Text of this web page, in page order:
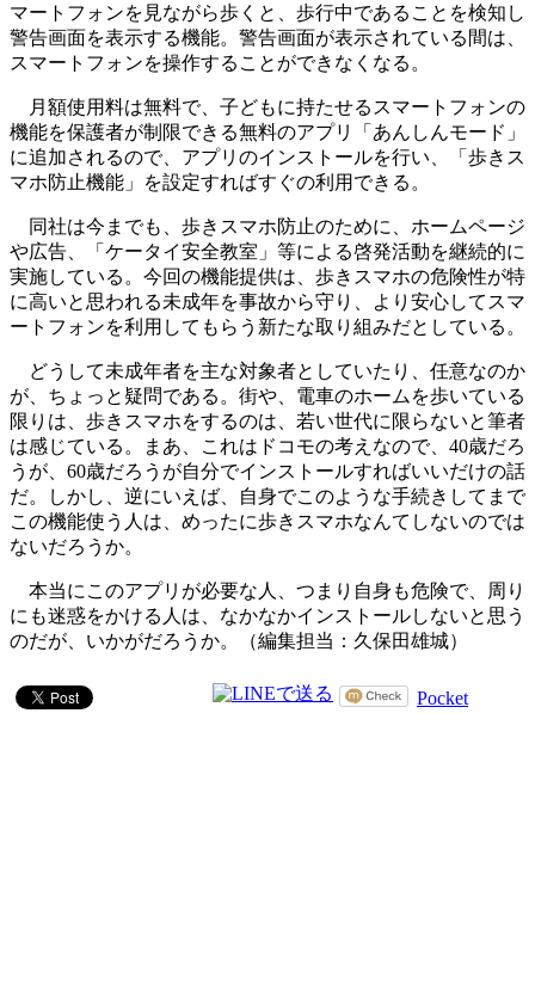
マートフォンを見ながら歩くと、歩行中であることを検知し
警告画面を表示する機能。警告画面が表示されている間は、
スマートフォンを操作することができなくなる。
月額使用料は無料で、子どもに持たせるスマートフォンの
機能を保護者が制限できる無料のアプリ「あんしんモード」
に追加されるので、アプリのインストールを行い、「歩きス
マホ防止機能」を設定すればすぐの利用できる。
同社は今までも、歩きスマホ防止のために、ホームページ
や広告、「ケータイ安全教室」等による啓発活動を継続的に
実施している。今回の機能提供は、歩きスマホの危険性が特
に高いと思われる未成年を事故から守り、より安心してスマ
ートフォンを利用してもらう新たな取り組みだとしている。
どうして未成年者を主な対象者としていたり、任意なのか
が、ちょっと疑問である。街や、電車のホームを歩いている
限りは、歩きスマホをするのは、若い世代に限らないと筆者
は感じている。まあ、これはドコモの考えなので、40歳だろ
うが、60歳だろうが自分でインストールすればいいだけの話
だ。しかし、逆にいえば、自身でこのような手続きしてまで
この機能使う人は、めったに歩きスマホなんてしないのでは
ないだろうか。
本当にこのアプリが必要な人、つまり自身も危険で、周り
にも迷惑をかける人は、なかなかインストールしないと思う
のだが、いかがだろうか。（編集担当：久保田雄城）
Pocket